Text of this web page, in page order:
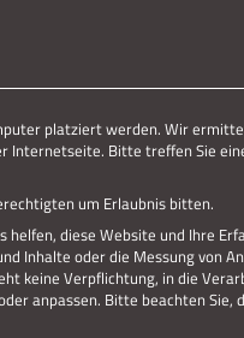
platziert werden. Wir
Internetseite. Bitte treffen Sie
um Erlaubnis bitten.
helfen, diese Website und Ihre
Inhalte oder die Messung von
keine Verpflichtung, in die
anpassen. Bitte beachten Sie,